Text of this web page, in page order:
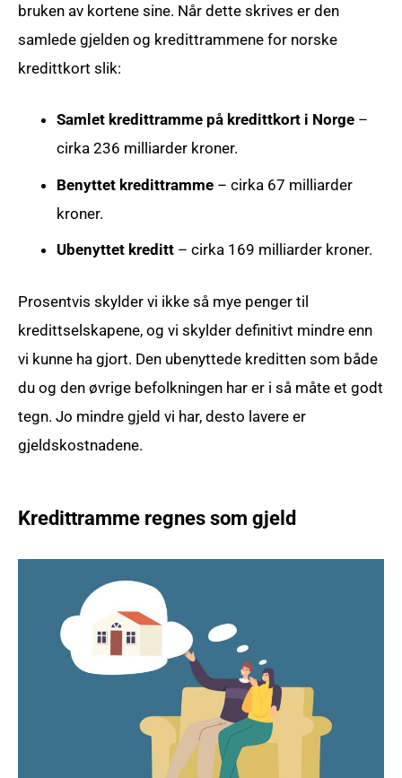
bruken av kortene sine. Når dette skrives er den
samlede gjelden og kredittrammene for norske
kredittkort slik:
Samlet kredittramme på kredittkort i Norge–
cirka 236 milliarder kroner.
Benyttet kredittramme– cirka 67 milliarder
kroner.
Ubenyttet kreditt– cirka 169 milliarder kroner.
Prosentvis skylder vi ikke så mye penger til
kredittselskapene, og vi skylder definitivt mindre enn
vi kunne ha gjort. Den ubenyttede kreditten som både
du og den øvrige befolkningen har er i så måte et godt
tegn. Jo mindre gjeld vi har, desto lavere er
gjeldskostnadene.
Kredittramme regnes som gjeld